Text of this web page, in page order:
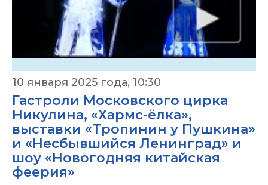
10 января 2025 года, 10:30
Гастроли Московского цирка
Никулина, «Хармс-ёлка»,
выставки «Тропинин у Пушкина»
и «Несбывшийся Ленинград» и
шоу «Новогодняя китайская
феерия»